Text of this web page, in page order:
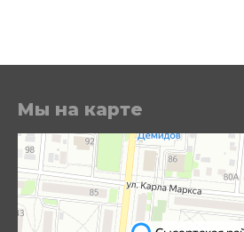
Мы на карте